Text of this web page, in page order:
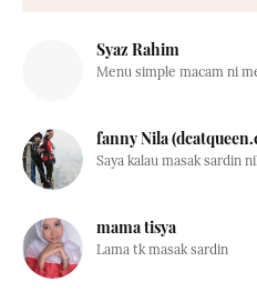
Syaz Rahim
Menu simple macam ni
fanny Nila
Saya kalau masak sardin
mama tisya
Lama tk masak sardin